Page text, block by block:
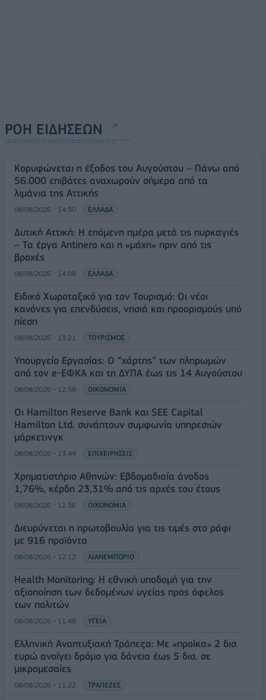
ΡΟΗ ΕΙΔΗΣΕΩΝ
Κορυφώνεται η έξοδος του Αυγούστου – Πάνω από
56.000 επιβάτες αναχωρούν σήμερα από τα
λιμάνια της Αττικής
08/08/2026 - 14:30 ΕΛΛΑΔΑ
Δυτική Αττική: Η επόμενη ημέρα μετά τις πυρκαγιές
– Τα έργα Antinero και η «μάχη» πριν από τις
βροχές
08/08/2026 - 14:08 ΕΛΛΑΔΑ
Ειδικό Χωροταξικό για τον Τουρισμό: Οι νέοι
κανόνες για επενδύσεις, νησιά και προορισμούς υπό
πίεση
08/08/2026 - 13:21 ΤΟΥΡΙΣΜΟΣ
Υπουργείο Εργασίας: Ο “χάρτης” των πληρωμών
από τον e-ΕΦΚΑ και τη ΔΥΠΑ έως τις 14 Αυγούστου
08/08/2026 - 12:58 ΟΙΚΟΝΟΜΙΑ
Οι Hamilton Reserve Bank και SEE Capital
Hamilton Ltd. συνάπτουν συμφωνία υπηρεσιών
μάρκετινγκ
08/08/2026 - 13:44 ΕΠΙΧΕΙΡΗΣΕΙΣ
Χρηματιστήριο Αθηνών: Εβδομαδιαία άνοδος
1,76%, κέρδη 23,31% από τις αρχές του έτους
08/08/2026 - 12:36 ΟΙΚΟΝΟΜΙΑ
Διευρύνεται η πρωτοβουλία για τις τιμές στο ράφι
με 916 προϊόντα
08/08/2026 - 12:12 ΛΙΑΝΕΜΠΟΡΙΟ
Health Monitoring: Η εθνική υποδομή για την
αξιοποίηση των δεδομένων υγείας προς όφελος
των πολιτών
08/08/2026 - 11:48 ΥΓΕΙΑ
Ελληνική Αναπτυξιακή Τράπεζα: Με «προίκα» 2 δισ.
ευρώ ανοίγει δρόμο για δάνεια έως 5 δισ. σε
μικρομεσαίες
08/08/2026 - 11:22 ΤΡΑΠΕΖΕΣ